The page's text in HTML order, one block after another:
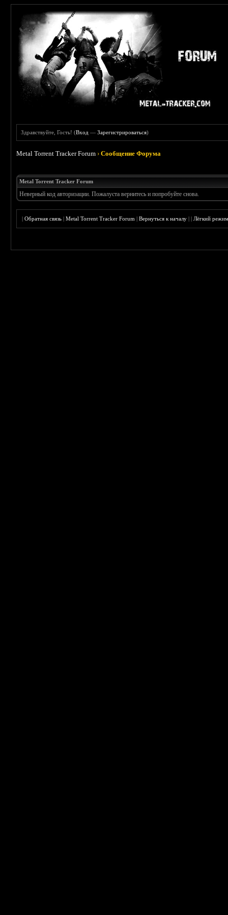
Здравствуйте, Гость! (Вход —Зарегистрироваться)
Metal Torrent Tracker Forum ›Сообщение Форума
Metal Torrent Tracker Forum
Неверный код авторизации. Пожалуста вернитесь и попробуйте снова.
|Обратная связь |Metal Torrent Tracker Forum |Вернуться к началу ||Лёгкий